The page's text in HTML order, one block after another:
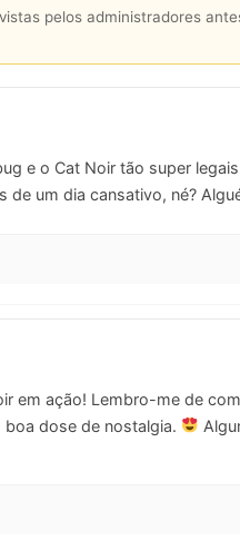
pelos administradores
e o Cat Noir tão super
um dia cansativo, né?
em ação! Lembro-me de
boa dose de nostalgia.